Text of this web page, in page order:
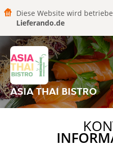
Diese Website wird
Lieferando.de
ASIA THAI BISTRO